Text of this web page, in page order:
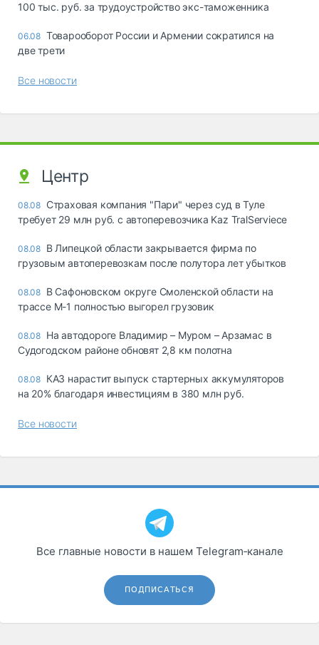
100 тыс. руб. за трудоустройство экс-таможенника
06.08 Товарооборот России и Армении сократился на
две трети
Все новости
Центр
08.08 Страховая компания "Пари" через суд в Туле
требует 29 млн руб. с автоперевозчика Kaz TralServiece
08.08 В Липецкой области закрывается фирма по
грузовым автоперевозкам после полутора лет убытков
08.08 В Сафоновском округе Смоленской области на
трассе М-1 полностью выгорел грузовик
08.08 На автодороге Владимир – Муром – Арзамас в
Судогодском районе обновят 2,8 км полотна
08.08 КАЗ нарастит выпуск стартерных аккумуляторов
на 20% благодаря инвестициям в 380 млн руб.
Все новости
Все главные новости в нашем Telegram‑канале
ПОДПИСАТЬСЯ